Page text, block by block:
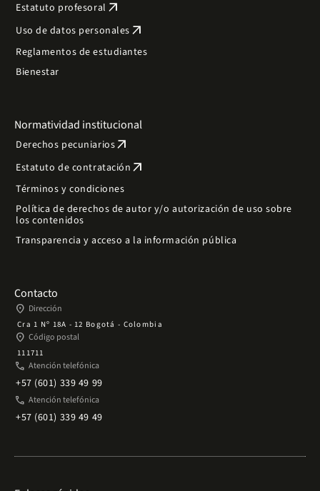
Estatuto profesoral arrow_outward
Uso de datos personales arrow_outward
Reglamentos de estudiantes
Bienestar
Normatividad institucional
Derechos pecuniariosarrow_outward
Estatuto de contratación arrow_outward
Términos y condiciones
Política de derechos de autor y/o autorización de uso sobre
los contenidos
Transparencia y acceso a la información pública
Contacto
place Dirección
Cra 1 Nº 18A - 12 Bogotá - Colombia
place Código postal
111711
phone Atención telefónica
+57 (601) 339 49 99
phone Atención telefónica
+57 (601) 339 49 49